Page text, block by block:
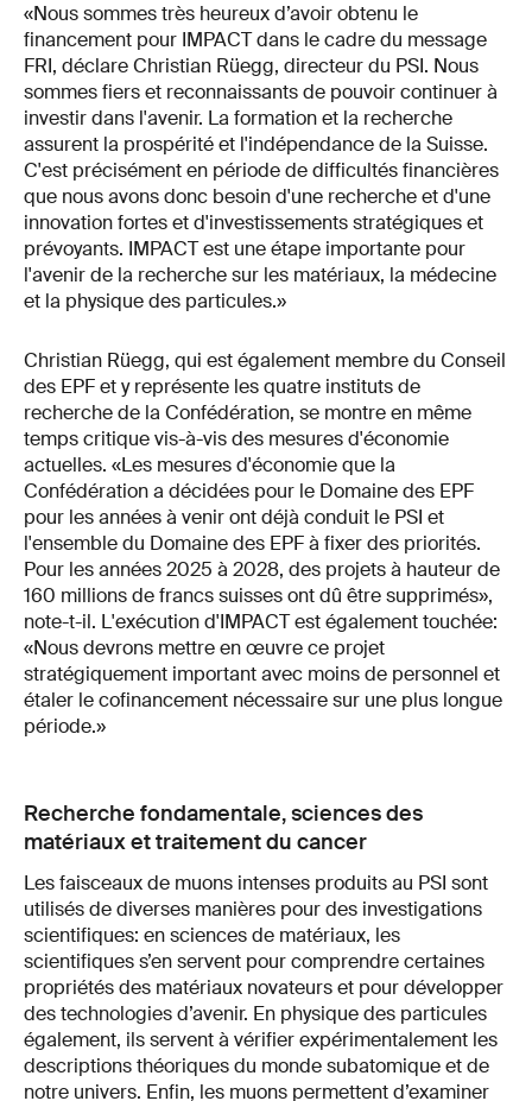
«Nous sommes très heureux d’avoir obtenu le
financement pour IMPACT dans le cadre du message
FRI, déclare Christian Rüegg, directeur du PSI. Nous
sommes fiers et reconnaissants de pouvoir continuer à
investir dans l'avenir. La formation et la recherche
assurent la prospérité et l'indépendance de la Suisse.
C'est précisément en période de difficultés financières
que nous avons donc besoin d'une recherche et d'une
innovation fortes et d'investissements stratégiques et
prévoyants. IMPACT est une étape importante pour
l'avenir de la recherche sur les matériaux, la médecine
et la physique des particules.»
Christian Rüegg, qui est également membre du Conseil
des EPF et y représente les quatre instituts de
recherche de la Confédération, se montre en même
temps critique vis-à-vis des mesures d'économie
actuelles. «Les mesures d'économie que la
Confédération a décidées pour le Domaine des EPF
pour les années à venir ont déjà conduit le PSI et
l'ensemble du Domaine des EPF à fixer des priorités.
Pour les années 2025 à 2028, des projets à hauteur de
160 millions de francs suisses ont dû être supprimés»,
note-t-il. L'exécution d'IMPACT est également touchée:
«Nous devrons mettre en œuvre ce projet
stratégiquement important avec moins de personnel et
étaler le cofinancement nécessaire sur une plus longue
période.»
Recherche fondamentale, sciences des
matériaux et traitement du cancer
Les faisceaux de muons intenses produits au PSI sont
utilisés de diverses manières pour des investigations
scientifiques: en sciences de matériaux, les
scientifiques s’en servent pour comprendre certaines
propriétés des matériaux novateurs et pour développer
des technologies d’avenir. En physique des particules
également, ils servent à vérifier expérimentalement les
descriptions théoriques du monde subatomique et de
notre univers. Enfin, les muons permettent d’examiner